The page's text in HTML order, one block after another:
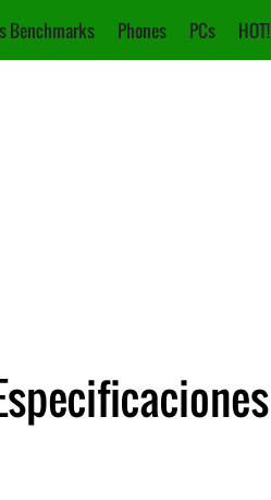
Benchmarks Phones PCs HOT!